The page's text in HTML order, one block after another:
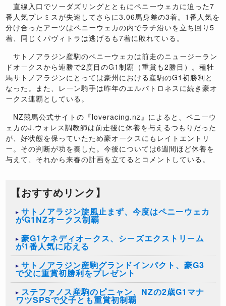
直線入口でソーダズリングとともにペニーウェカに迫った7
番人気プレミスが失速してさらに3.06馬身差の3着。1番人気を
分け合ったアーツはペニーウェカの内でラチ沿いを立ち回り5
着、同じくパヴィトラは逃げるも7着に敗れている。
サトノアラジン産駒のペニーウェカは前走のニュージーラン
ドオークスから連勝で2度目のG1制覇（重賞も2勝目）。種牡
馬サトノアラジンにとっては豪州における産駒のG1初勝利と
なった。また、レーン騎手は昨年のエルパトロネスに続き豪オ
ークス連覇としている。
NZ競馬公式サイトの『loveracing.nz』によると、ペニーウ
ェカのJ.ウォレス調教師は前走後に休養を与えるつもりだった
が、好状態を保っていたため豪オークスにもレイトエントリ
ー。その判断が功を奏した。今後については6週間ほど休養を
与えて、それから来春の計画を立てるとコメントしている。
【おすすめリンク】
サトノアラジン旋風止まず、今度はペニーウェカ
がG1NZオークス制覇
豪G1ケネディオークス、シーズエクストリーム
が1番人気に応える
サトノアラジン産駒グランドインパクト、豪G3
で父に重賞初勝利をプレゼント
ステファノス産駒のピニャン、NZの2歳G1マナ
ワツSPSで父子とも重賞初制覇